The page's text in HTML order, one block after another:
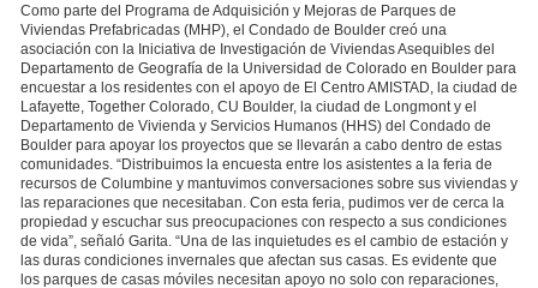
Como parte del Programa de Adquisición y Mejoras de Parques de
Viviendas Prefabricadas (MHP), el Condado de Boulder creó una
asociación con la Iniciativa de Investigación de Viviendas Asequibles del
Departamento de Geografía de la Universidad de Colorado en Boulder para
encuestar a los residentes con el apoyo de El Centro AMISTAD, la ciudad de
Lafayette, Together Colorado, CU Boulder, la ciudad de Longmont y el
Departamento de Vivienda y Servicios Humanos (HHS) del Condado de
Boulder para apoyar los proyectos que se llevarán a cabo dentro de estas
comunidades. “Distribuimos la encuesta entre los asistentes a la feria de
recursos de Columbine y mantuvimos conversaciones sobre sus viviendas y
las reparaciones que necesitaban. Con esta feria, pudimos ver de cerca la
propiedad y escuchar sus preocupaciones con respecto a sus condiciones
de vida”, señaló Garita. “Una de las inquietudes es el cambio de estación y
las duras condiciones invernales que afectan sus casas. Es evidente que
los parques de casas móviles necesitan apoyo no solo con reparaciones,